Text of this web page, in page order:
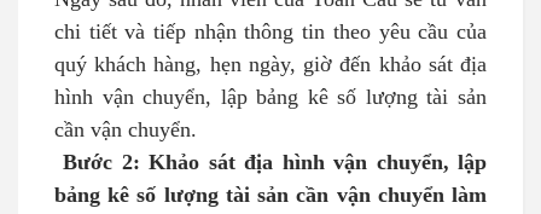
chi tiết và tiếp nhận thông tin theo yêu cầu của
quý khách hàng, hẹn ngày, giờ đến khảo sát địa
hình vận chuyển, lập bảng kê số lượng tài sản
cần vận chuyển.
Bước 2: Khảo sát địa hình vận chuyển, lập
bảng kê số lượng tài sản cần vận chuyển làm